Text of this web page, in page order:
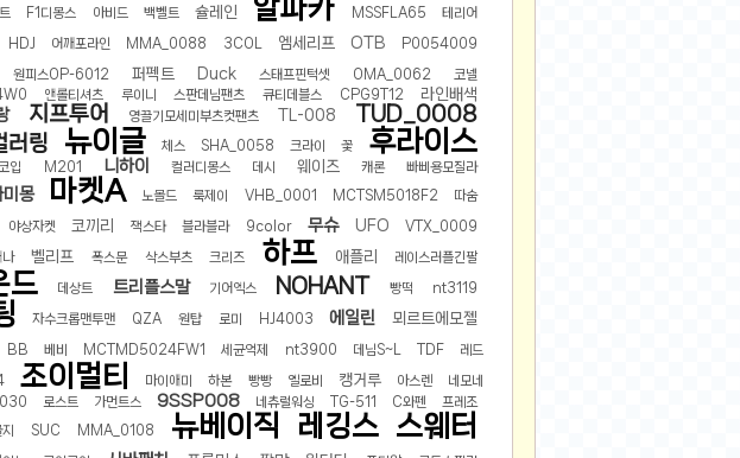
F1디몽스 아비드 백벨트 슐레인 알파카 MSSFLA65 테리어
HDJ 어깨포라인 MMA_0088 3COL 엠세리프 OTB P0054009
원피스OP-6012 퍼펙트 Duck 스태프핀턱셋 OMA_0062
코넬
앤롤티셔츠 루이니 스판데님팬츠 큐티데블스 CPG9T12
라인배색
지프투어 영끌기모세미부츠컷팬츠 TL-008 TUD_0008
러링 뉴이글 체스 SHA_0058 크라이 꽃 후라이스
입 M201 니하이 컬러디몽스 데시 웨이즈 캐론 빠삐용모질라
몽 마켓A 노몰드 룩제이 VHB_0001 MCTSM5018F2 따숨
야상자켓 코끼리 잭스타 블라블라 9color 무슈 UFO VTX_0009
나 벨리프 폭스문 삭스부츠 크리즈 하프 애플리 레이스러플긴팔
드 데상트 트리플스말 기어엑스 NOHANT 빵떡 nt3119
자수크롭맨투맨 QZA 원탑 로미 HJ4003 에일린 뫼르트에모젤
BB 베비 MCTMD5024FW1 세균억제 nt3900 데님S~L TDF 레드
조이멀티 마이애미 하본 빵빵 옐로비 캥거루 아스렌
네모네
로스트 가먼트스 9SSP008 네츄럴워싱 TG-511 C와펜
프레조
SUC MMA_0108 뉴베이직 레깅스 스웨터
2024-12-03
2024-11-22
2024-11-13
2024-09-10
2024-09-09
2024-09-05
2024-09-05
2024-09-05
2024-09-04
2024-09-04